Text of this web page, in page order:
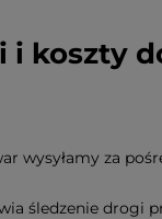
i koszty
wysyłamy za
śledzenie drogi